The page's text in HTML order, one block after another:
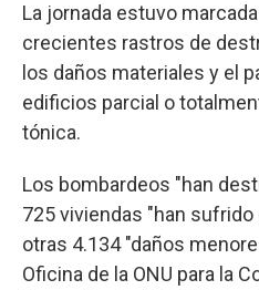
La jornada estuvo
crecientes rastros de
los daños materiales y el
edificios parcial o
tónica.
Los bombardeos "han
725 viviendas "han
otras 4.134 "daños
Oficina de la ONU para la